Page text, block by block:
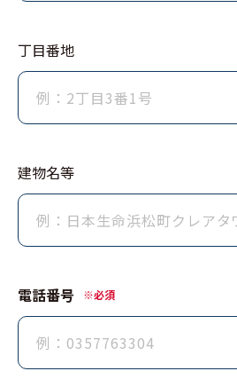
丁⽬番地
建物名等
電話番号 ※必須